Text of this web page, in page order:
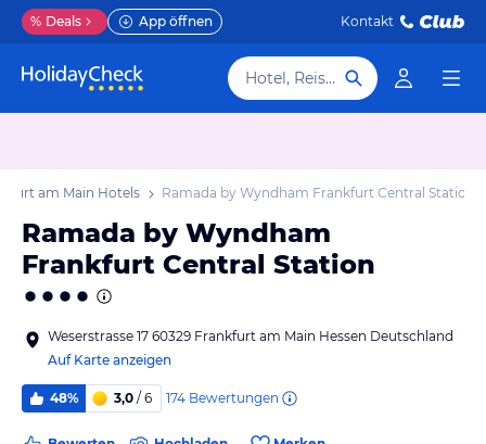
% Deals App öffnen Kontakt
Hotel, Reiseziel
am Main Hotels Ramada by Wyndham Frankfurt Central Station
Ramada by Wyndham
Frankfurt Central Station
Weserstrasse 17 60329 Frankfurt am Main Hessen Deutschland
Auf Karte anzeigen
48% 3,0 / 6 174 Bewertungen